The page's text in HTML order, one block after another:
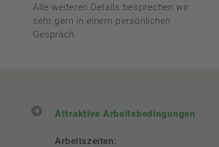
Alle weiteren Details besprechen wir
sehr gern in einem persönlichen
Gespräch.
Attraktive Arbeitsbedingungen
Arbeitszeiten: